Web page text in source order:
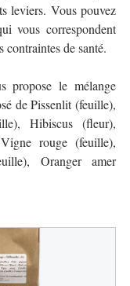
leviers. Vous pouvez
vous correspondent
contraintes de santé.
de Pissenlit (feuille),
Hibiscus (fleur),
rouge (feuille),
Oranger amer